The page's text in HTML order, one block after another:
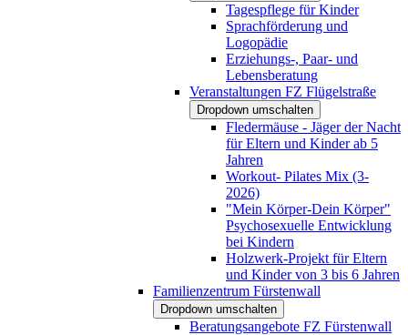
Tagespflege für Kinder
Sprachförderung und
Logopädie
Erziehungs-, Paar- und
Lebensberatung
Veranstaltungen FZ Flügelstraße
Dropdown umschalten
Fledermäuse - Jäger der Nacht
für Eltern und Kinder ab 5
Jahren
Workout- Pilates Mix (3-
2026)
"Mein Körper-Dein Körper"
Psychosexuelle Entwicklung
bei Kindern
Holzwerk-Projekt für Eltern
und Kinder von 3 bis 6 Jahren
Familienzentrum Fürstenwall
Dropdown umschalten
Beratungsangebote FZ Fürstenwall